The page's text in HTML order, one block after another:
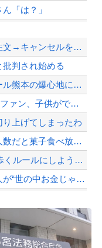
「は？」
れから考えます」
【画像あり】えっ、ワイ氏の「貯金」・・・多すぎ・・・？
れから考えます」
【配信者】「金バエ」のSNS更新が1週間途絶え、様々な憶測が飛び交う。1週間ぶり...
【緊急速報】NYで警官が黒人男性の首を絞め、暴動第二波不可避へ
Powered by livedoor 相互RSS
【衝撃】ジャンプストアで大量注文→キャンセルを繰り返した32歳女を逮捕 238ア...
判され始める
【熊本地震】専門家「イオンモール熊本の爆心地に…喫煙所と自販機」警察・消防「」←...
【朗報】檜山沙耶(おさや)伝説のファン、子供ができたおさやへの正直な気持ちを語る...
上げてしまったわ
公園遊びの菓子交換が嫌だ。大人数だと菓子食べ放題みたいになっちゃって身体にも歯に...
日本政府「犯罪者はGPSを持ち歩くルールにしよう。強制は可哀想🥺」
【かっけぇ…】あのまとめ管理人が“世の中お金じゃない”に共感‥‥「お金で忖度ばか...
勇者♀「仲間に支払うはずのお金で新しい装備買っちゃったから>>3する」